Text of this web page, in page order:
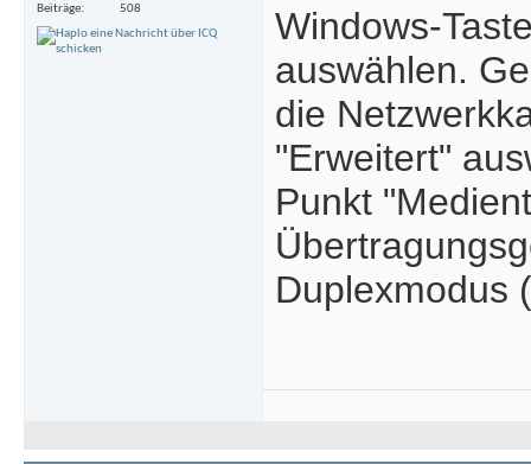
Beiträge
508
Windows-
auswählen.
die
"Erweitert"
Punkt
Duplexmodus